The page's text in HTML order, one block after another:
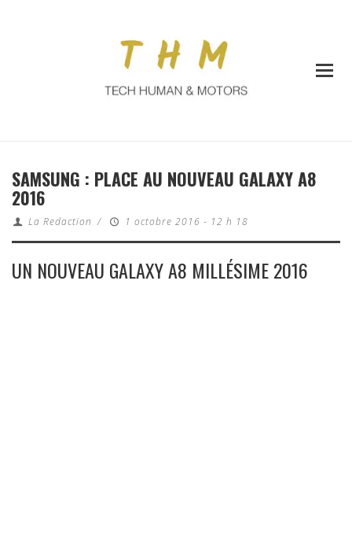
SAMSUNG : PLACE AU NOUVEAU GALAXY A8
2016
La Redaction / 1 octobre 2016 - 12 h 18
UN NOUVEAU GALAXY A8 MILLÉSIME 2016